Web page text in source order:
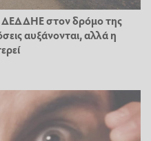
ΔΕΔΔΗΕ στον δρόμο της
αυξάνονται, αλλά η